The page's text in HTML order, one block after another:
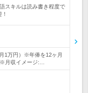
キルは読み書き程度で
1万円）※年俸を12ヶ月
月収イメージ:…